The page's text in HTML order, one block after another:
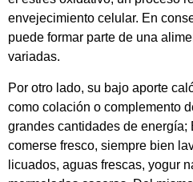
envejecimiento celular. En
puede formar parte de una
variadas.
Por otro lado, su bajo aporte
como colación o complemento
grandes cantidades de energía;
comerse fresco, siempre bien
licuados, aguas frescas, yogur